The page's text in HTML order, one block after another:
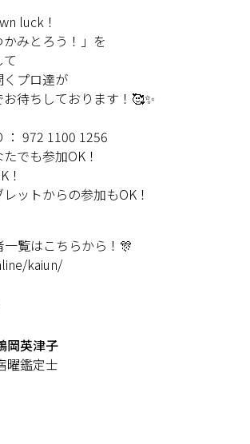
luck！
みとろう！」を
くプロ達が
待ちしております！🥰✨
： 972 1100 1256
でも参加OK！
！
ットからの参加もOK！
覧はこちらから！🎊
kaiun/
岡英津子
曜鑑定士